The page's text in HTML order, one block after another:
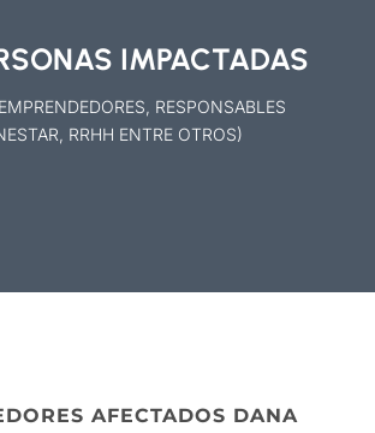
IMPACTADAS
RESPONSABLES
RRHH ENTRE OTROS)
AFECTADOS DANA